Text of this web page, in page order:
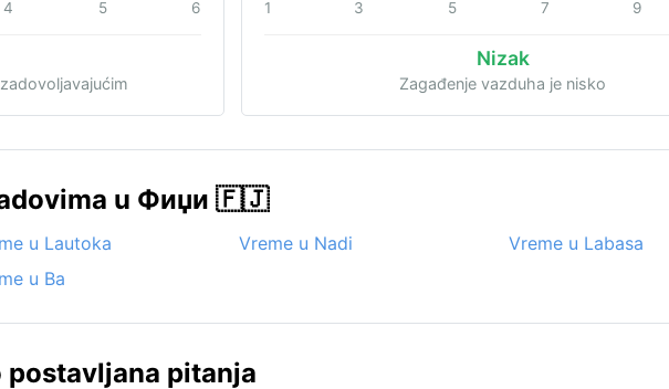
4 5 6 1 3 5 7 9
Nizak
Zagađenje vazduha je nisko
u Фиџи 🇫🇯
u Lautoka Vreme u Nadi
Vreme u Labasa
u Ba
pitanja